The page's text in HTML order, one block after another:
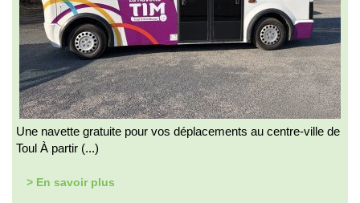
Une navette gratuite pour vos déplacements au centre-ville de
Toul À partir (...)
> En savoir plus